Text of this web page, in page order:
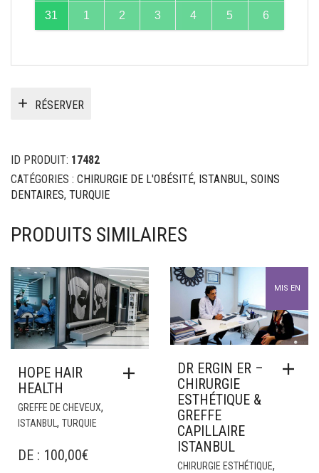
31 1 2 3 4 5 6
RÉSERVER
ID PRODUIT: 17482
CATÉGORIES : CHIRURGIE DE L'OBÉSITÉ, ISTANBUL, SOINS
DENTAIRES, TURQUIE
PRODUITS SIMILAIRES
HOPE HAIR
HEALTH
GREFFE DE CHEVEUX,
ISTANBUL , TURQUIE
DE : 100,00€
MIS EN
AVANT
DR ERGIN ER –
CHIRURGIE
ESTHÉTIQUE &
GREFFE
CAPILLAIRE
ISTANBUL
CHIRURGIE ESTHÉTIQUE,